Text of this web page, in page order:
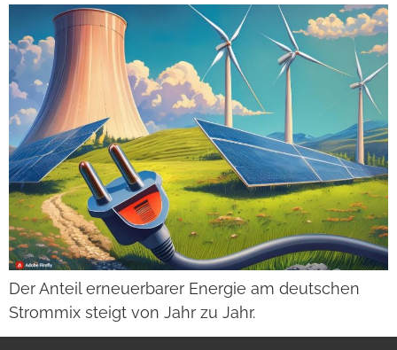
Der Anteil erneu­er­ba­rer Ener­gie am deut­schen
Strom­mix steigt von Jahr zu Jahr.